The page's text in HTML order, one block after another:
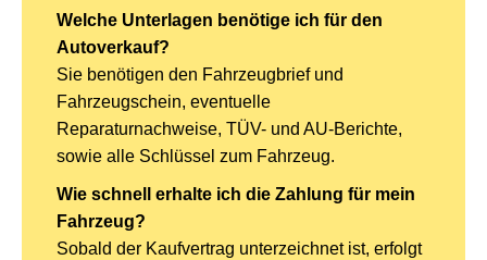
Welche Unterlagen benötige ich für den
Autoverkauf?
Sie benötigen den Fahrzeugbrief und
Fahrzeugschein, eventuelle
Reparaturnachweise, TÜV- und AU-Berichte,
sowie alle Schlüssel zum Fahrzeug.
Wie schnell erhalte ich die Zahlung für mein
Fahrzeug?
Sobald der Kaufvertrag unterzeichnet ist, erfolgt